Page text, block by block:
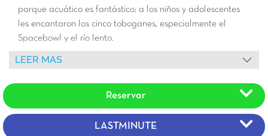
parque acuático es fantástico: a los niños y adolescentes
les encantaron los cinco toboganes, especialmente el
Spacebowl y el río lento.
Todo está pensado para familias, desde el nuevo parque
Yeu. Si busca unas vacaciones divertidas y agradables en
la región de Vendée, ¡no busque más! Se lo recomendamos
LEER MAS
Reservar
LASTMINUTE